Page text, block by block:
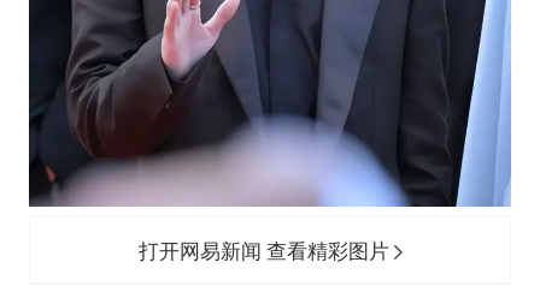
打开网易新闻 查看精彩图片